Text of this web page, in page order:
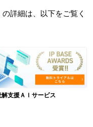
の詳細は、以下をご覧く
解支援ＡＩサービス